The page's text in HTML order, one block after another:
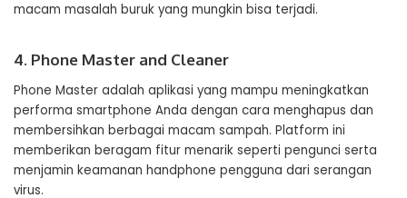
macam masalah buruk yang mungkin bisa terjadi.
4. Phone Master and Cleaner
Phone Master adalah aplikasi yang mampu meningkatkan
performa smartphone Anda dengan cara menghapus dan
membersihkan berbagai macam sampah. Platform ini
memberikan beragam fitur menarik seperti pengunci serta
menjamin keamanan handphone pengguna dari serangan
virus.